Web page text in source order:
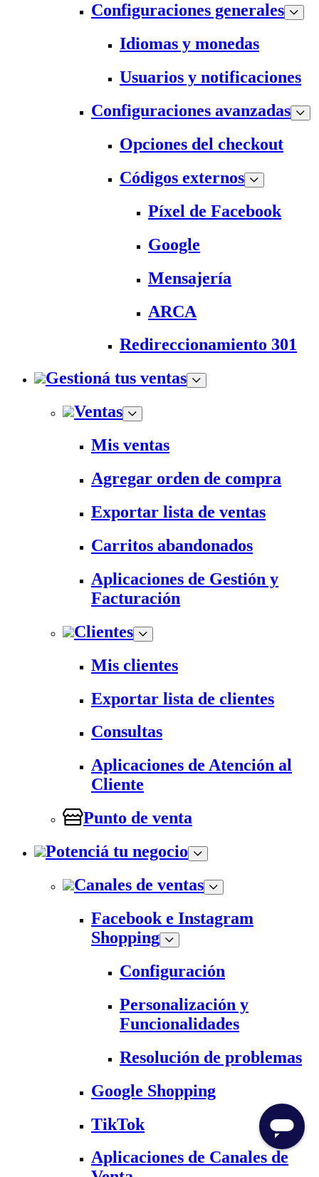
Configuraciones generales
Idiomas y monedas
Usuarios y notificaciones
Configuraciones avanzadas
Opciones del checkout
Códigos externos
Píxel de Facebook
Google
Mensajería
ARCA
Redireccionamiento 301
Gestioná tus ventas
Ventas
Mis ventas
Agregar orden de compra
Exportar lista de ventas
Carritos abandonados
Aplicaciones de Gestión y
Facturación
Clientes
Mis clientes
Exportar lista de clientes
Consultas
Aplicaciones de Atención al
Cliente
Punto de venta
Potenciá tu negocio
Canales de ventas
Facebook e Instagram
Shopping
Configuración
Personalización y
Funcionalidades
Resolución de problemas
Google Shopping
TikTok
Aplicaciones de Canales de